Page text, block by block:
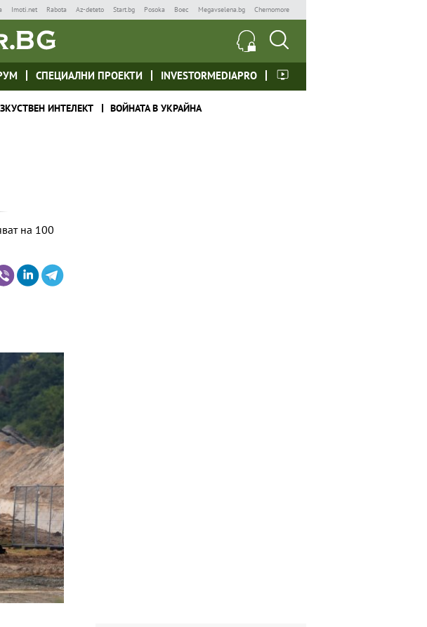
Imoti.net Rabota Az-deteto Start.bg Posoka Boec Megavselena.bg Chernomore
СПЕЦИАЛНИ ПРОЕКТИ INVESTORMEDIAPRO
ИНТЕЛЕКТ ВОЙНАТА В УКРАЙНА
на 100